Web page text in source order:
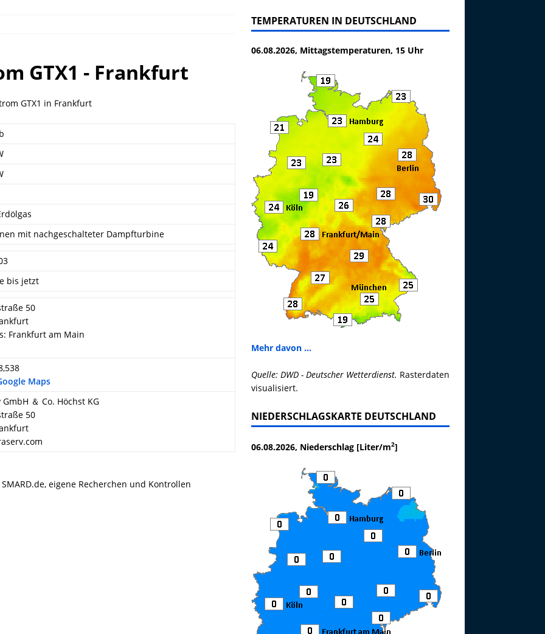
GTX1 - Frankfurt
GTX1 in Frankfurt
mit nachgeschalteter Dampfturbine
bis jetzt
50
Frankfurt am Main
Maps
＆ Co. Höchst KG
50
eigene Recherchen und Kontrollen
TEMPERATUREN IN DEUTSCHLAND
06.08.2026, Mittagstemperaturen, 15 Uhr
Mehr davon ...
Quelle: DWD - Deutscher Wetterdienst. Rasterdaten
visualisiert.
NIEDERSCHLAGSKARTE DEUTSCHLAND
06.08.2026, Niederschlag [Liter/m2]